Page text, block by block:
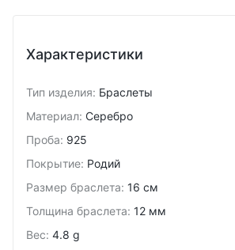
Характеристики
Тип изделия: Браслеты
Материал: Серебро
Проба: 925
Покрытие: Родий
Размер браслета: 16 см
Толщина браслета: 12 мм
Вес: 4.8 g